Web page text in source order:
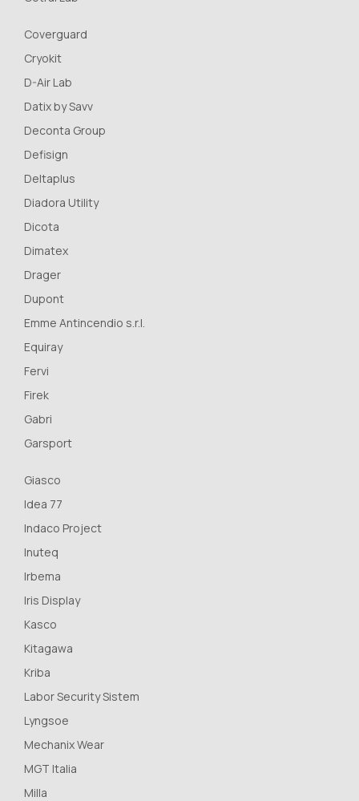
Coverguard
Cryokit
D-Air Lab
Datix by Savv
Deconta Group
Defisign
Deltaplus
Diadora Utility
Dicota
Dimatex
Drager
Dupont
Emme Antincendio s.r.l.
Equiray
Fervi
Firek
Gabri
Garsport
Giasco
Idea 77
Indaco Project
Inuteq
Irbema
Iris Display
Kasco
Kitagawa
Kriba
Labor Security Sistem
Lyngsoe
Mechanix Wear
MGT Italia
Milla